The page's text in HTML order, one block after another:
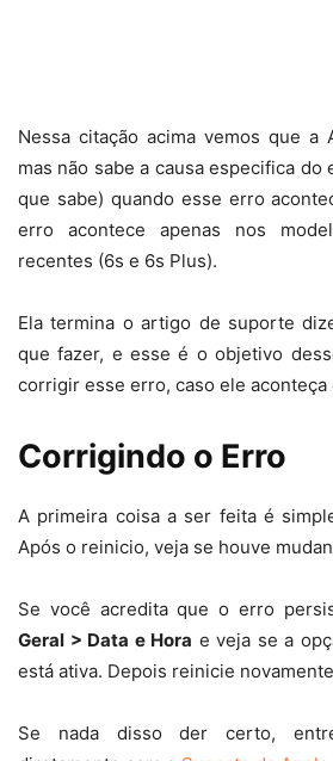
Nessa citação acima vemos que a
mas não sabe a causa especifica do
que sabe) quando esse erro
erro acontece apenas nos
recentes (6s e 6s Plus).
Ela termina o artigo de suporte
que fazer, e esse é o objetivo
corrigir esse erro, caso ele aconteça
Corrigindo o Erro
A primeira coisa a ser feita é
Após o reinicio, veja se houve
Se você acredita que o erro
Geral > Data e Hora e veja se a
está ativa. Depois reinicie
Se nada disso der certo,